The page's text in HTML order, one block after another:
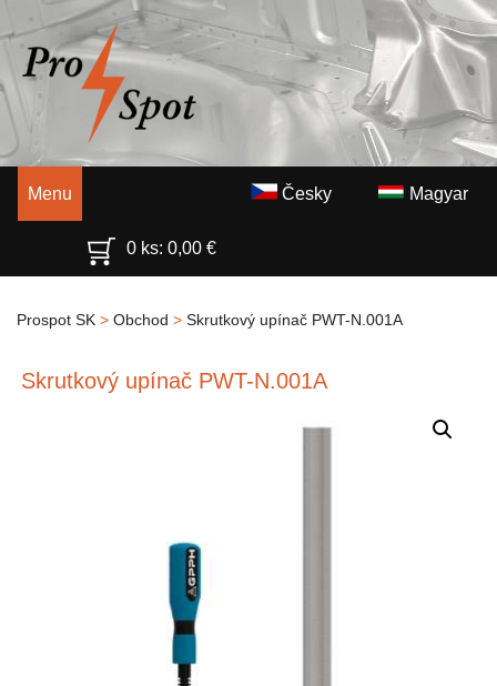
Menu Magyar
Česky
0 ks:0,00€
Prospot SK > Obchod > Skrutkový upínač PWT-N.001A
Skrutkový upínač PWT-N.001A